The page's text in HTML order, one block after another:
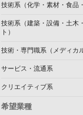
技術系（化学・素材・食品
技術系（建築・設備・土木
ト）
技術・専門職系（メディカ
サービス・流通系
クリエイティブ系
希望業種